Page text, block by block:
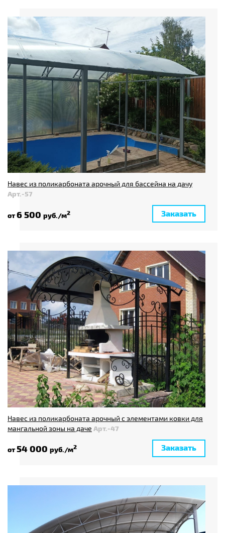
Навес из поликарбоната арочный для бассейна на дачу
Арт.-57
от6 500 руб./м2 Заказать
Навес из поликарбоната арочный с элементами ковки для
мангальной зоны на даче Арт.-47
от54 000 руб./м2 Заказать